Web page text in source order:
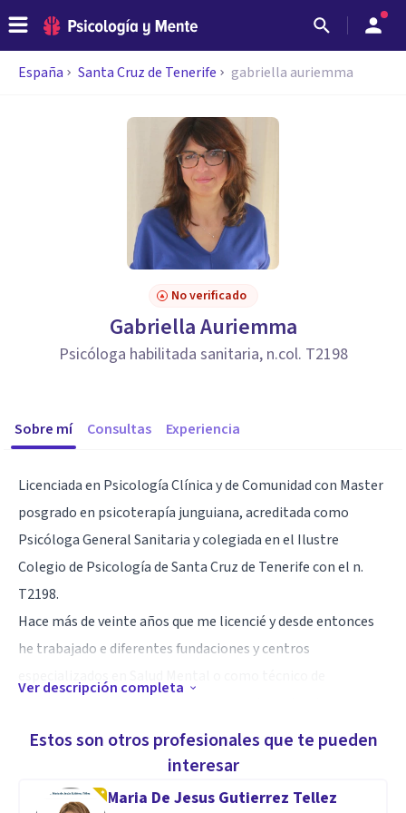
España Santa Cruz de Tenerife gabriella auriemma
No verificado
Gabriella Auriemma
Psicóloga habilitada sanitaria, n.col. T2198
Sobre mí Consultas Experiencia
Licenciada en Psicología Clínica y de Comunidad con Master
posgrado en psicoterapía junguiana, acreditada como
Psicóloga General Sanitaria y colegiada en el Ilustre
Colegio de Psicología de Santa Cruz de Tenerife con el n.
T2198.
Hace más de veinte años que me licencié y desde entonces
he trabajado e diferentes fundaciones y centros
Hace diez años decidí abrir mi Consulta privada
dedicándome al tratamiento de adultos, parejas y
adolescentes. Estoy especializada en ansiedad, depresión ,
Ver descripción completa
Estos son otros profesionales que te pueden
interesar
Maria De Jesus Gutierrez Tellez